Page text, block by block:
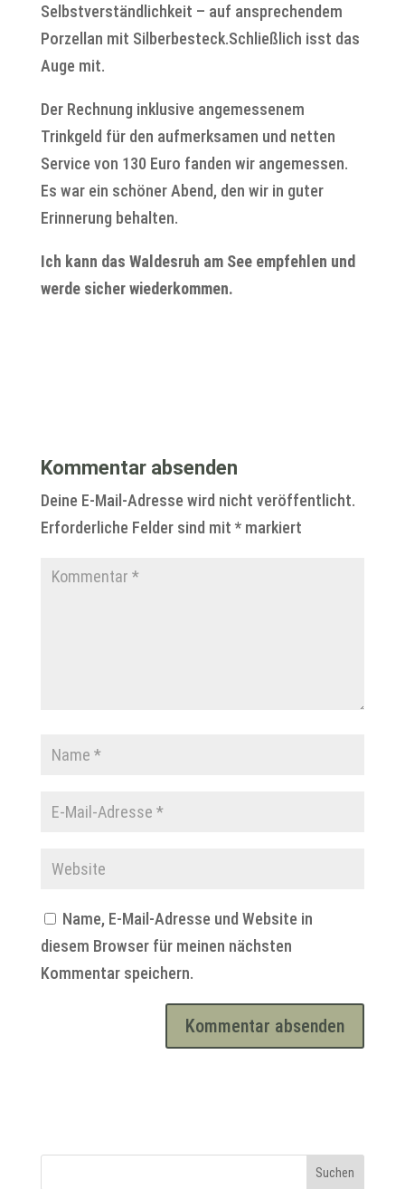
Selbstverständlichkeit – auf ansprechendem
Porzellan mit Silberbesteck.Schließlich isst das
Auge mit.
Der Rechnung inklusive angemessenem
Trinkgeld für den aufmerksamen und netten
Service von 130 Euro fanden wir angemessen.
Es war ein schöner Abend, den wir in guter
Erinnerung behalten.
Ich kann das Waldesruh am See empfehlen und
werde sicher wiederkommen.
Kommentar absenden
Deine E-Mail-Adresse wird nicht veröffentlicht.
Erforderliche Felder sind mit *markiert
Name, E-Mail-Adresse und Website in
diesem Browser für meinen nächsten
Kommentar speichern.